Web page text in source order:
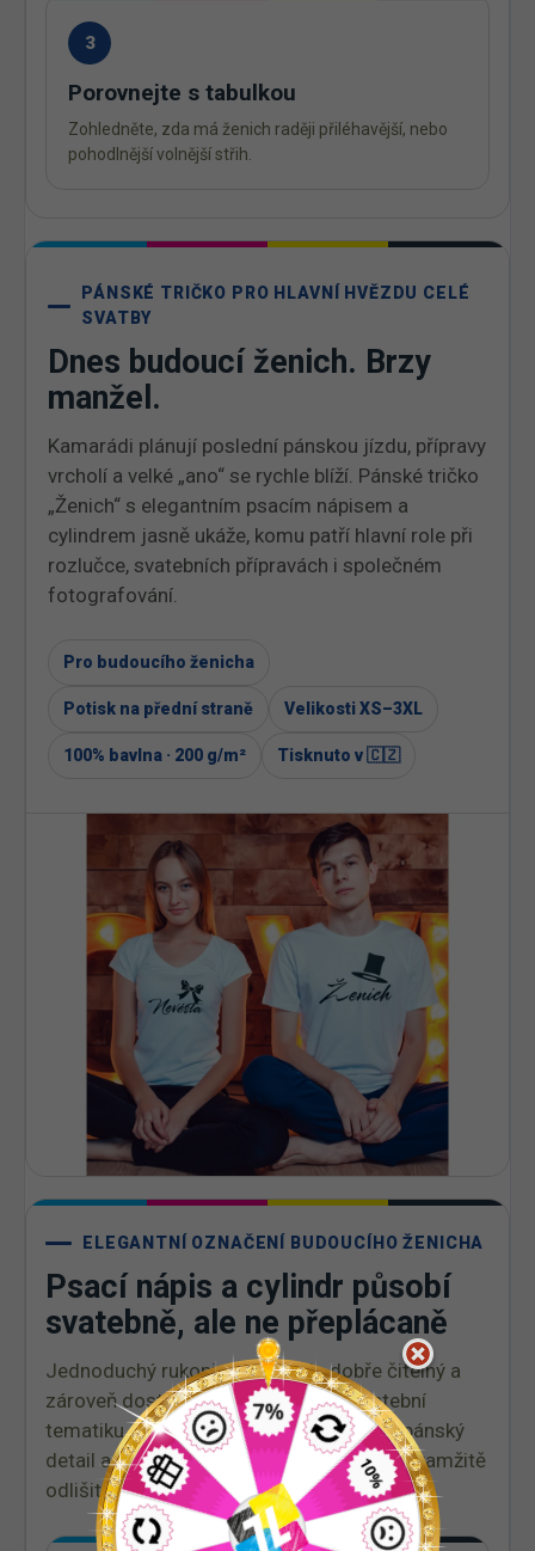
3
Porovnejte s tabulkou
Zohledněte, zda má ženich raději přiléhavější, nebo
pohodlnější volnější střih.
PÁNSKÉ TRIČKO PRO HLAVNÍ HVĚZDU CELÉ
SVATBY
Dnes budoucí ženich. Brzy
manžel.
Kamarádi plánují poslední pánskou jízdu, přípravy
vrcholí a velké „ano“ se rychle blíží. Pánské tričko
„Ženich“ s elegantním psacím nápisem a
cylindrem jasně ukáže, komu patří hlavní role při
rozlučce, svatebních přípravách i společném
fotografování.
Pro budoucího ženicha
Potisk na přední straně Velikosti XS–3XL
100% bavlna · 200 g/m² Tisknuto v 🇨🇿
ELEGANTNÍ OZNAČENÍ BUDOUCÍHO ŽENICHA
Psací nápis a cylindr působí
svatebně, ale ne přeplácaně
Jednoduchý rukopisný motiv je dobře čitelný a
zároveň dostatečně elegantní pro svatební
tematiku. Cylindr nad nápisem doplňuje pánský
detail a na fotografiích pomůže ženicha okamžitě
odlišit.